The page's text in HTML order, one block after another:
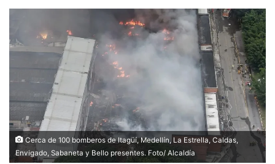
Cerca de 100 bomberos de Itagüí, Medellín, La Estrella, Caldas,
Envigado, Sabaneta y Bello presentes. Foto/ Alcaldía